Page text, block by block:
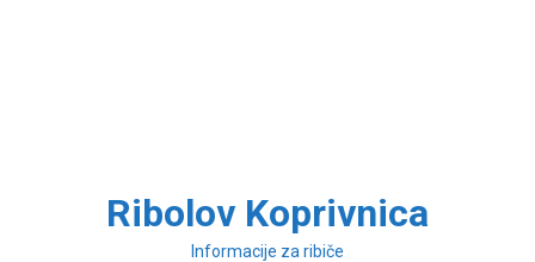
Ribolov Koprivnica
Informacije za ribiče